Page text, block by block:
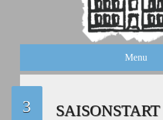
Menu
3
SAISONSTART